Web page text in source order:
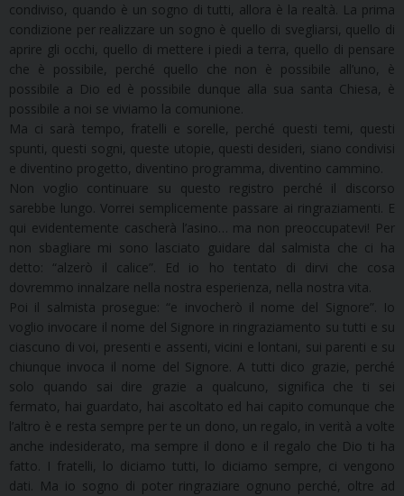
condiviso, quando è un sogno di tutti, allora è la realtà. La prima
condizione per realizzare un sogno è quello di svegliarsi, quello di
aprire gli occhi, quello di mettere i piedi a terra, quello di pensare
che è possibile, perché quello che non è possibile all’uno, è
possibile a Dio ed è possibile dunque alla sua santa Chiesa, è
possibile a noi se viviamo la comunione.
Ma ci sarà tempo, fratelli e sorelle, perché questi temi, questi
spunti, questi sogni, queste utopie, questi desideri, siano condivisi
e diventino progetto, diventino programma, diventino cammino.
Non voglio continuare su questo registro perché il discorso
sarebbe lungo. Vorrei semplicemente passare ai ringraziamenti. E
qui evidentemente cascherà l’asino… ma non preoccupatevi! Per
non sbagliare mi sono lasciato guidare dal salmista che ci ha
detto: “alzerò il calice”. Ed io ho tentato di dirvi che cosa
dovremmo innalzare nella nostra esperienza, nella nostra vita.
Poi il salmista prosegue: “e invocherò il nome del Signore”. Io
voglio invocare il nome del Signore in ringraziamento su tutti e su
ciascuno di voi, presenti e assenti, vicini e lontani, sui parenti e su
chiunque invoca il nome del Signore. A tutti dico grazie, perché
solo quando sai dire grazie a qualcuno, significa che ti sei
fermato, hai guardato, hai ascoltato ed hai capito comunque che
l’altro è e resta sempre per te un dono, un regalo, in verità a volte
anche indesiderato, ma sempre il dono e il regalo che Dio ti ha
fatto. I fratelli, lo diciamo tutti, lo diciamo sempre, ci vengono
dati. Ma io sogno di poter ringraziare ognuno perché, oltre ad